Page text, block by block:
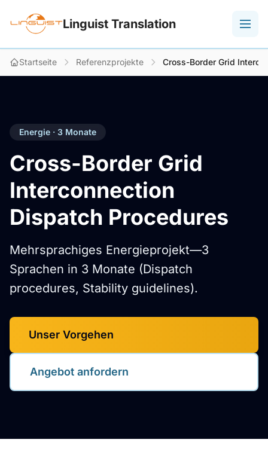
Linguist Translation
Startseite Referenzprojekte Cross-Border Grid
Energie · 3 Monate
Cross-Border Grid
Interconnection
Dispatch Procedures
Mehrsprachiges Energieprojekt—3
Sprachen in 3 Monate (Dispatch
procedures, Stability guidelines).
Unser Vorgehen
Angebot anfordern